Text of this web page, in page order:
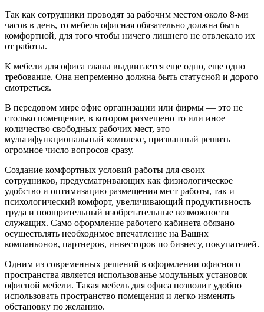
Так как сотрудники проводят за рабочим местом около 8-ми
часов в день, то мебель офисная обязательно должна быть
комфортной, для того чтобы ничего лишнего не отвлекало их
от работы.
К мебели для офиса главы выдвигается еще одно, еще одно
требование. Она непременно должна быть статусной и дорого
смотреться.
В передовом мире офис организации или фирмы — это не
столько помещение, в котором размещено то или иное
количество свободных рабочих мест, это
мультифункциональный комплекс, призванный решить
огромное число вопросов сразу.
Создание комфортных условий работы для своих
сотрудников, предусматривающих как физиологическое
удобство и оптимизацию размещения мест работы, так и
психологический комфорт, увеличивающий продуктивность
труда и поощрительный изобретательные возможности
служащих. Само оформление рабочего кабинета обязано
осуществлять необходимое впечатление на Ваших
компаньонов, партнеров, инвесторов по бизнесу, покупателей.
Одним из современных решений в оформлении офисного
пространства является использованье модульных установок
офисной мебели. Такая мебель для офиса позволит удобно
использовать пространство помещения и легко изменять
обстановку по желанию.